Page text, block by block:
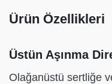
Ürün Özellikleri
Üstün Aşınma
Olağanüstü sertliğe